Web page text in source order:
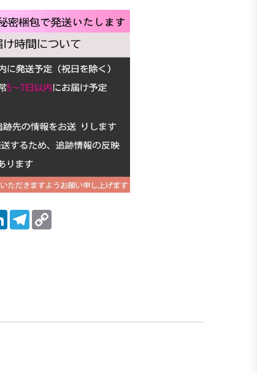
LinkedInTelegram